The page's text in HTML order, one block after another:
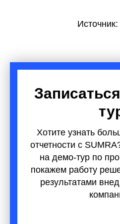
Источник:
Хотите узнать
отчетности с
на демо-тур по
покажем работу
результатами